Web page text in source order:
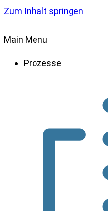
Zum Inhalt springen
Main Menu
Prozesse